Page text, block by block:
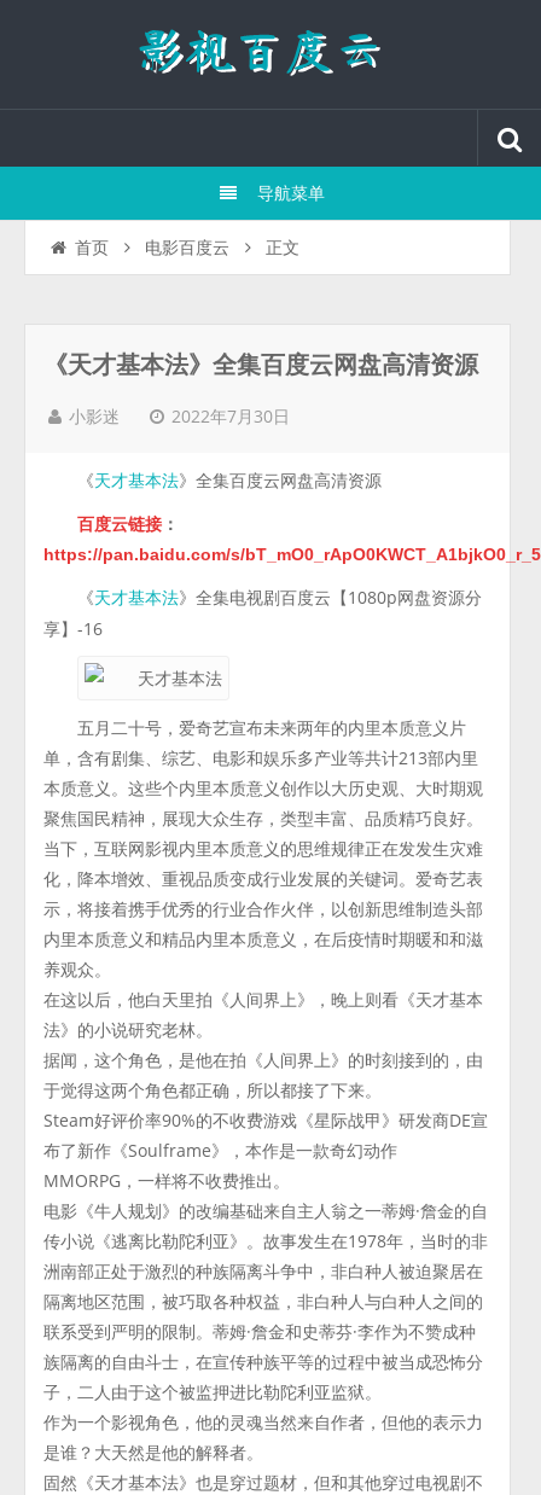
导航菜单
首页 电影百度云 正文
《天才基本法》全集百度云网盘高清资源
小影迷 2022年7月30日
《天才基本法》全集百度云网盘高清资源
百度云链接 ：
https://pan.baidu.com/s/
《天才基本法》全集电视剧百度云【1080p网盘资源分
享】-16
五月二十号，爱奇艺宣布未来两年的内里本质意义片
单，含有剧集、综艺、电影和娱乐多产业等共计213部内里
本质意义。这些个内里本质意义创作以大历史观、大时期观
聚焦国民精神，展现大众生存，类型丰富、品质精巧良好。
当下，互联网影视内里本质意义的思维规律正在发发生灾难
化，降本增效、重视品质变成行业发展的关键词。爱奇艺表
示，将接着携手优秀的行业合作火伴，以创新思维制造头部
内里本质意义和精品内里本质意义，在后疫情时期暖和和滋
养观众。
在这以后，他白天里拍《人间界上》，晚上则看《天才基本
法》的小说研究老林。
据闻，这个角色，是他在拍《人间界上》的时刻接到的，由
于觉得这两个角色都正确，所以都接了下来。
Steam好评价率90%的不收费游戏《星际战甲》研发商DE宣
布了新作《Soulframe》，本作是一款奇幻动作
MMORPG，一样将不收费推出。
电影《牛人规划》的改编基础来自主人翁之一蒂姆·詹金的自
传小说《逃离比勒陀利亚》。故事发生在1978年，当时的非
洲南部正处于激烈的种族隔离斗争中，非白种人被迫聚居在
隔离地区范围，被巧取各种权益，非白种人与白种人之间的
联系受到严明的限制。蒂姆·詹金和史蒂芬·李作为不赞成种
族隔离的自由斗士，在宣传种族平等的过程中被当成恐怖分
子，二人由于这个被监押进比勒陀利亚监狱。
作为一个影视角色，他的灵魂当然来自作者，但他的表示力
是谁？大天然是他的解释者。
固然《天才基本法》也是穿过题材，但和其他穿过电视剧不